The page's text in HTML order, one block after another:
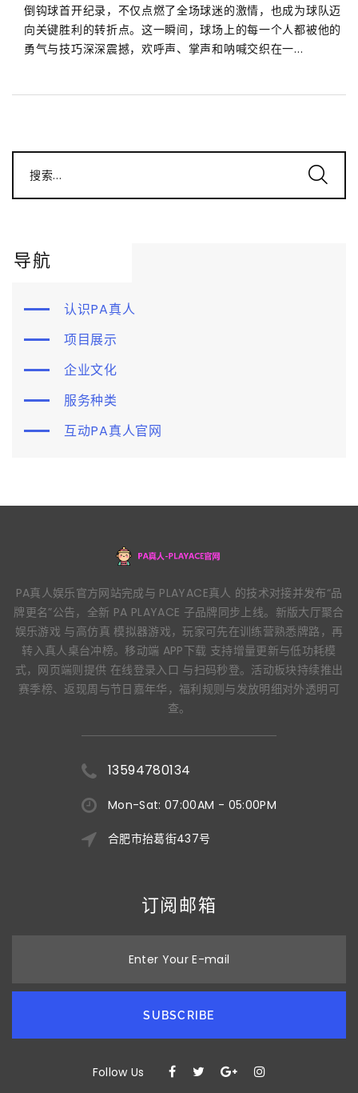
倒钩球首开纪录，不仅点燃了全场球迷的激情，也成为球队迈
向关键胜利的转折点。这一瞬间，球场上的每一个人都被他的
勇气与技巧深深震撼，欢呼声、掌声和呐喊交织在一...
搜索...
导航
认识PA真人
项目展示
企业文化
服务种类
互动PA真人官网
PA真人娱乐官方网站完成与 PLAYACE真人 的技术对接并发布“品
牌更名”公告，全新 PA PLAYACE 子品牌同步上线。新版大厅聚合
娱乐游戏 与高仿真 模拟器游戏，玩家可先在训练营熟悉牌路，再
转入真人桌台冲榜。移动端 APP下载 支持增量更新与低功耗模
式，网页端则提供 在线登录入口 与扫码秒登。活动板块持续推出
赛季榜、返现周与节日嘉年华，福利规则与发放明细对外透明可
查。
13594780134
Mon-Sat: 07:00AM - 05:00PM
合肥市抬葛街437号
订阅邮箱
Enter Your E-mail
SUBSCRIBE
Follow Us